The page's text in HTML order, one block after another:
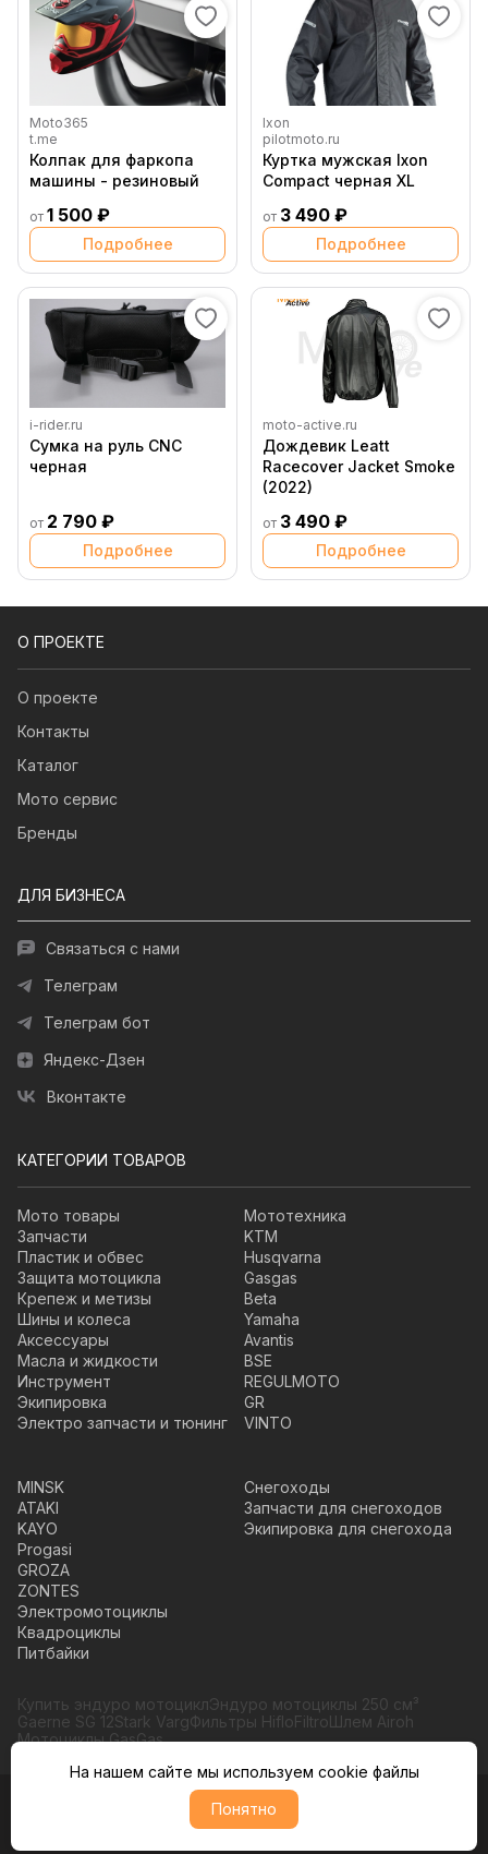
Moto365
t.me
Колпак для фаркопа
машины - резиновый
от 1 500 ₽
Подробнее
Ixon
pilotmoto.ru
Куртка мужская Ixon
Compact черная XL
от 3 490 ₽
Подробнее
i-rider.ru
Сумка на руль CNC
черная
от 2 790 ₽
Подробнее
moto-active.ru
Дождевик Leatt
Racecover Jacket Smoke
(2022)
от 3 490 ₽
Подробнее
О ПРОЕКТЕ
О проекте
Контакты
Каталог
Мото сервис
Бренды
ДЛЯ БИЗНЕСА
Связаться с нами
Телеграм
Телеграм бот
Яндекс-Дзен
Вконтакте
КАТЕГОРИИ ТОВАРОВ
Мото товары
Запчасти
Пластик и обвес
Защита мотоцикла
Крепеж и метизы
Шины и колеса
Аксессуары
Масла и жидкости
Инструмент
Экипировка
Электро запчасти и тюнинг
Мототехника
KTM
Husqvarna
Gasgas
Beta
Yamaha
Avantis
BSE
REGULMOTO
GR
VINTO
MINSK
ATAKI
KAYO
Progasi
GROZA
ZONTES
Электромотоциклы
Квадроциклы
Питбайки
Снегоходы
Запчасти для снегоходов
Экипировка для снегохода
Купить эндуро мотоциклЭндуро мотоциклы 250 см³
Gaerne SG 12Stark VargФильтры HifloFiltroШлем Airoh
Мотоциклы GasGas
© Moto365, Все права защищены
Политика обратботки персональных данных
На нашем сайте мы используем cookie файлы
Понятно